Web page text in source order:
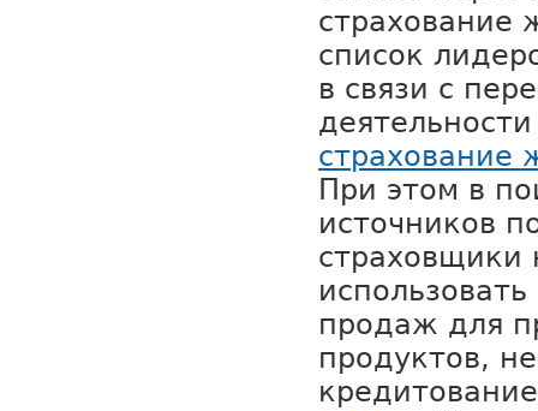
страхование
список
в связи с
страхование
При этом в
источников
страховщики
продаж для
продуктов,